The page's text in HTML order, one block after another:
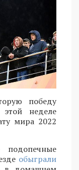
победу
неделе
мира 2022
обыграли